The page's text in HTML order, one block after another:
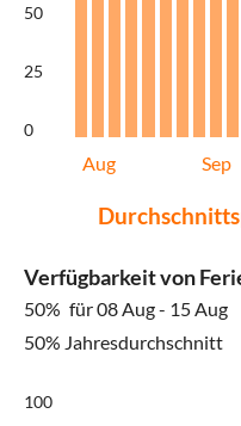
50
25
0
Aug Sep
Verfügbarkeit von
50% für 08 Aug - 15 Aug
50% Jahresdurchschnitt
100